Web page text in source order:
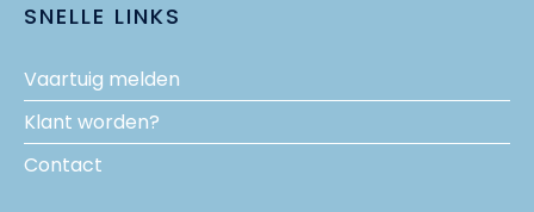
SNELLE LINKS
Vaartuig melden
Klant worden?
Contact